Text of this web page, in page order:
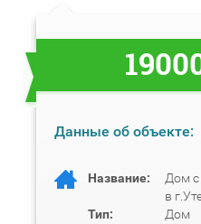
Данные об объекте:
Название:
Дом с
в
Тип:
Дом